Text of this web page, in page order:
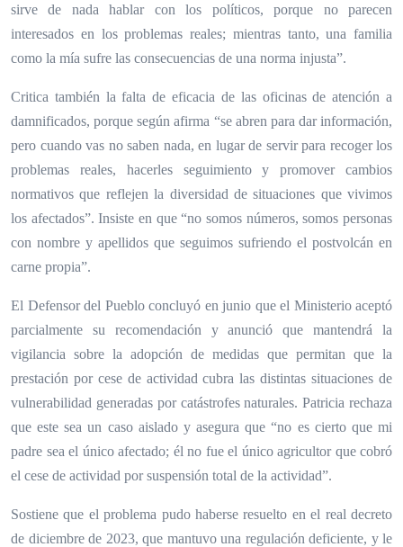
sirve de nada hablar con los políticos, porque no parecen
interesados en los problemas reales; mientras tanto, una familia
como la mía sufre las consecuencias de una norma injusta”.
Critica también la falta de eficacia de las oficinas de atención a
damnificados, porque según afirma “se abren para dar información,
pero cuando vas no saben nada, en lugar de servir para recoger los
problemas reales, hacerles seguimiento y promover cambios
normativos que reflejen la diversidad de situaciones que vivimos
los afectados”. Insiste en que “no somos números, somos personas
con nombre y apellidos que seguimos sufriendo el postvolcán en
carne propia”.
El Defensor del Pueblo concluyó en junio que el Ministerio aceptó
parcialmente su recomendación y anunció que mantendrá la
vigilancia sobre la adopción de medidas que permitan que la
prestación por cese de actividad cubra las distintas situaciones de
vulnerabilidad generadas por catástrofes naturales. Patricia rechaza
que este sea un caso aislado y asegura que “no es cierto que mi
padre sea el único afectado; él no fue el único agricultor que cobró
el cese de actividad por suspensión total de la actividad”.
Sostiene que el problema pudo haberse resuelto en el real decreto
de diciembre de 2023, que mantuvo una regulación deficiente, y le